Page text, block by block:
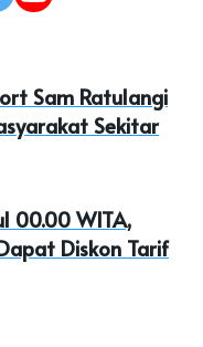
Sam Ratulangi
Sekitar
00.00 WITA,
Diskon Tarif